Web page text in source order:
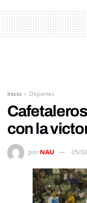
Inicio Deportes
con la
por NAU 05/